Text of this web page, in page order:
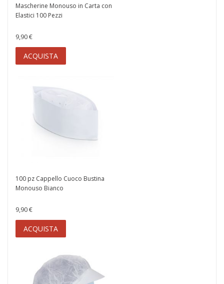
Mascherine Monouso in Carta con
Elastici 100 Pezzi
9,90 €
ACQUISTA
100 pz Cappello Cuoco Bustina
Monouso Bianco
9,90 €
ACQUISTA